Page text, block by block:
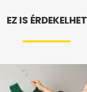
EZ IS ÉRDEKELHET